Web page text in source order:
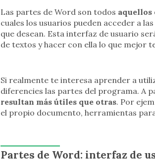
Las partes de Word son todos aquellos
cuales los usuarios pueden acceder a
que desean. Esta interfaz de usuario
de textos y hacer con ella lo que mejor
Si realmente te interesa aprender a
diferencies las partes del programa. A
resultan más útiles que otras. Por
el propio documento, herramientas
Partes de Word: interfaz de